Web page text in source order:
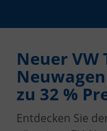
Neuer VW
zu 32 %
Entdecken Sie